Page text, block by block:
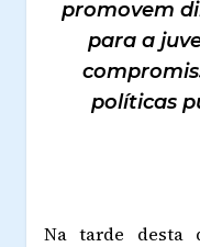
promovem
para a
políticas
Na tarde desta